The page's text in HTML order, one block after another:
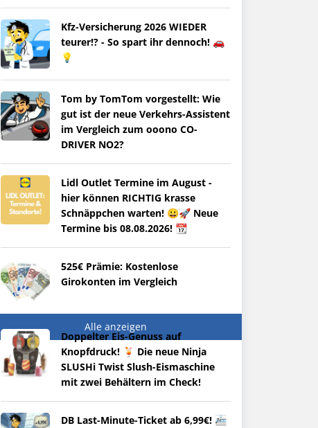
Kfz-Versicherung 2026 WIEDER
teurer!? - So spart ihr dennoch! 🚗
💡
Tom by TomTom vorgestellt: Wie
gut ist der neue Verkehrs-Assistent
im Vergleich zum ooono CO-
DRIVER NO2?
Lidl Outlet Termine im August -
hier können RICHTIG krasse
Schnäppchen warten! 😀🚀 Neue
Termine bis 08.08.2026! 📆
525€ Prämie: Kostenlose
Girokonten im Vergleich
Alle anzeigen
Doppelter Eis-Genuss auf
Knopfdruck! 🍹 Die neue Ninja
SLUSHi Twist Slush-Eismaschine
mit zwei Behältern im Check!
DB Last-Minute-Ticket ab 6,99€! 🚈